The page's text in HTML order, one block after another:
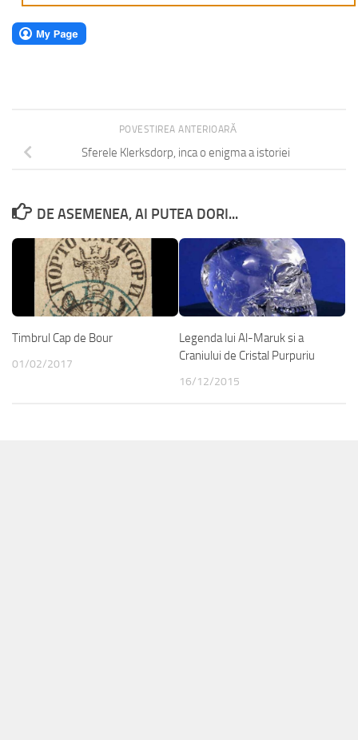
POVESTIREA ANTERIOARĂ
Sferele Klerksdorp, inca o enigma a istoriei
DE ASEMENEA, AI PUTEA DORI...
Timbrul Cap de Bour
01/02/2017
Legenda lui Al-Maruk si a
Craniului de Cristal Purpuriu
16/12/2015